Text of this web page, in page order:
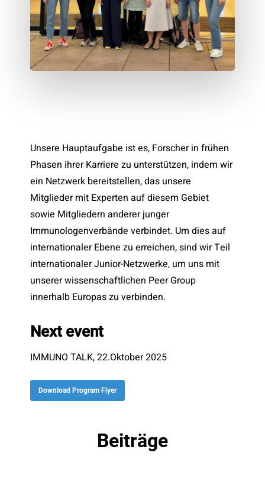
Unsere Hauptaufgabe ist es, Forscher in frühen
Phasen ihrer Karriere zu unterstützen, indem wir
ein Netzwerk bereitstellen, das unsere
Mitglieder mit Experten auf diesem Gebiet
sowie Mitgliedern anderer junger
Immunologenverbände verbindet. Um dies auf
internationaler Ebene zu erreichen, sind wir Teil
internationaler Junior-Netzwerke, um uns mit
unserer wissenschaftlichen Peer Group
innerhalb Europas zu verbinden.
Next event
IMMUNO TALK, 22.Oktober 2025
Download Program Flyer
Beiträge